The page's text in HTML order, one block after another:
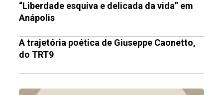
“Liberdade esquiva e delicada da vida” em
Anápolis
A trajetória poética de Giuseppe Caonetto,
do TRT9